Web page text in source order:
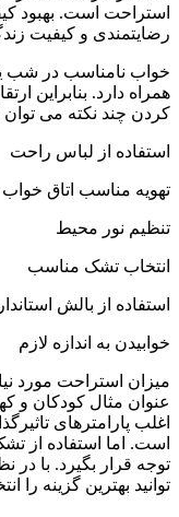
استراحت است. بهبود
رضایتمندی و کیفیت
خواب نامناسب در شب
همراه دارد. بنابراین
کردن چند نکته می
استفاده از لباس راحت
تهویه مناسب اتاق خواب
تنظیم نور محیط
انتخاب تشک مناسب
استفاده از بالش
خوابیدن به اندازه لازم
میزان استراحت مورد
عنوان مثال کودکان و
اغلب پارامترهای
است. اما استفاده از
توجه قرار بگیرد. با
توانید بهترین گزینه را